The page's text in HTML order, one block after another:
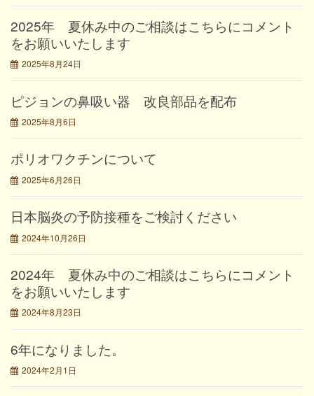
2025年 夏休み中のご相談はこちらにコメント
をお願いいたします
2025年8月24日
ピジョンの鼻吸い器 改良部品を配布
2025年8月6日
ポリオワクチンについて
2025年6月26日
日本脳炎の予防接種をご検討ください
2024年10月26日
2024年 夏休み中のご相談はこちらにコメント
をお願いいたします
2024年8月23日
6年になりました。
2024年2月1日